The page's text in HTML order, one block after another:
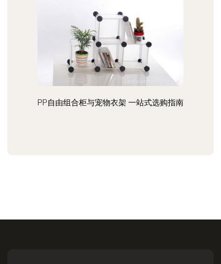
PP自由组合柜与宠物衣架 一站式选购指南